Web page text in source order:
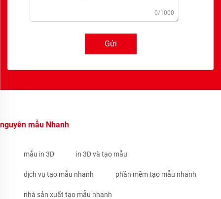
0/1000
Gửi
nguyên mẫu Nhanh
mẫu in 3D in 3D và tạo mẫu
dịch vụ tạo mẫu nhanh phần mềm tạo mẫu nhanh
nhà sản xuất tạo mẫu nhanh